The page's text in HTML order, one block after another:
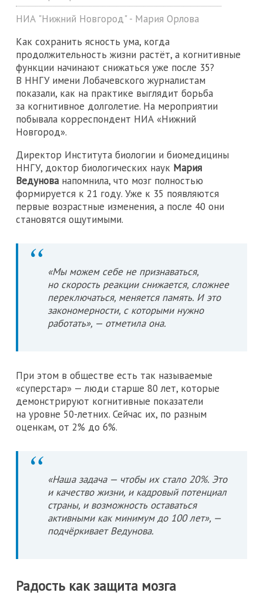
НИА "Нижний Новгород" - Мария Орлова
Как сохранить ясность ума, когда
продолжительность жизни растёт, а когнитивные
функции начинают снижаться уже после 35?
В ННГУ имени Лобачевского журналистам
показали, как на практике выглядит борьба
за когнитивное долголетие. На мероприятии
побывала корреспондент НИА «Нижний
Новгород».
Директор Института биологии и биомедицины
ННГУ, доктор биологических наук Мария
Ведунова напомнила, что мозг полностью
формируется к 21 году. Уже к 35 появляются
первые возрастные изменения, а после 40 они
становятся ощутимыми.
«Мы можем себе не признаваться,
но скорость реакции снижается, сложнее
переключаться, меняется память. И это
закономерности, с которыми нужно
работать», — отметила она.
При этом в обществе есть так называемые
«суперстар» — люди старше 80 лет, которые
демонстрируют когнитивные показатели
на уровне 50-летних. Сейчас их, по разным
оценкам, от 2% до 6%.
«Наша задача — чтобы их стало 20%. Это
и качество жизни, и кадровый потенциал
страны, и возможность оставаться
активными как минимум до 100 лет», —
подчёркивает Ведунова.
Радость как защита мозга